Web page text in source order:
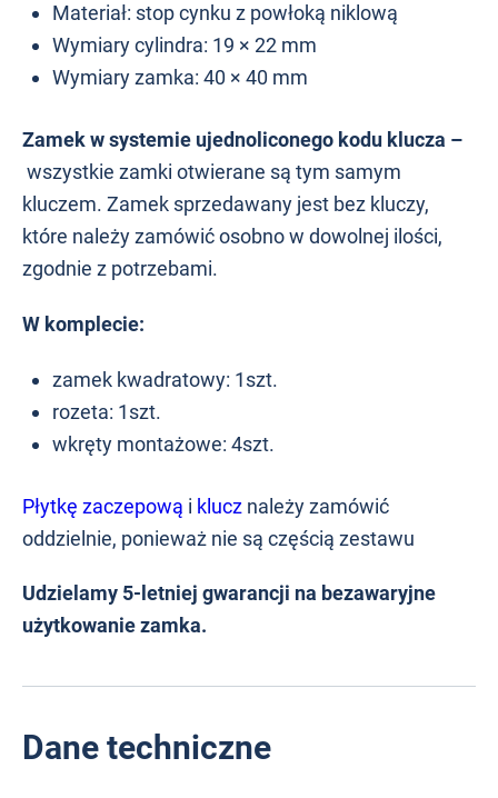
Materiał: stop cynku z powłoką niklową
Wymiary cylindra: 19 × 22 mm
Wymiary zamka: 40 × 40 mm
Zamek w systemie ujednoliconego kodu klucza –
wszystkie zamki otwierane są tym samym
kluczem. Zamek sprzedawany jest bez kluczy,
które należy zamówić osobno w dowolnej ilości,
zgodnie z potrzebami.
W komplecie:
zamek kwadratowy: 1szt.
rozeta: 1szt.
wkręty montażowe: 4szt.
Płytkę zaczepową i klucz należy zamówić
oddzielnie, ponieważ nie są częścią zestawu
Udzielamy 5-letniej gwarancji na bezawaryjne
użytkowanie zamka.
Dane techniczne